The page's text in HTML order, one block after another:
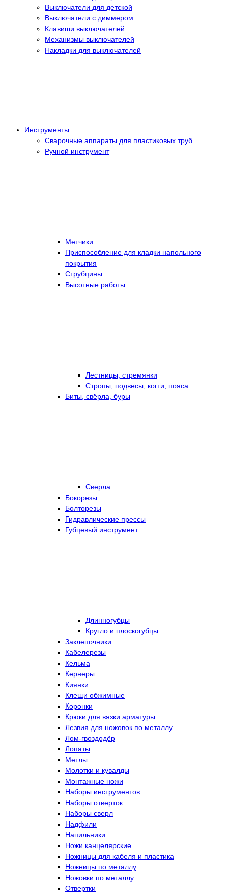
Выключатели для детской
Выключатели с диммером
Клавиши выключателей
Механизмы выключателей
Накладки для выключателей
Инструменты
Сварочные аппараты для пластиковых труб
Ручной инструмент
Метчики
Приспособление для кладки напольного
покрытия
Струбцины
Высотные работы
Лестницы, стремянки
Стропы, подвесы, когти, пояса
Биты, свёрла, буры
Сверла
Бокорезы
Болторезы
Гидравлические прессы
Губцевый инструмент
Длинногубцы
Кругло и плоскогубцы
Заклепочники
Кабелерезы
Кельма
Кернеры
Киянки
Клещи обжимные
Коронки
Крюки для вязки арматуры
Лезвия для ножовок по металлу
Лом-гвоздодёр
Лопаты
Метлы
Молотки и кувалды
Монтажные ножи
Наборы инструментов
Наборы отверток
Наборы сверл
Надфили
Напильники
Ножи канцелярские
Ножницы для кабеля и пластика
Ножницы по металлу
Ножовки по металлу
Отвертки